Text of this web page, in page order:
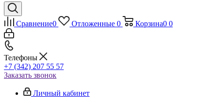
Сравнение0 Отложенные 0 Корзина0 0
Телефоны
+7 (342) 207 55 57
Заказать звонок
Личный кабинет